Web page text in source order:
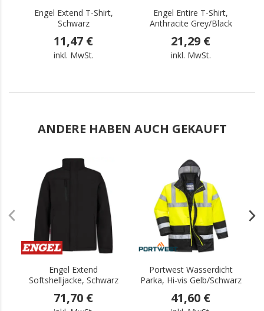
Engel Extend T-Shirt,
Schwarz
11,47 €
inkl. MwSt.
Engel Entire T-Shirt,
Anthracite Grey/Black
21,29 €
inkl. MwSt.
ANDERE HABEN AUCH GEKAUFT
Engel Extend
Softshelljacke, Schwarz
71,70 €
Portwest Wasserdicht
Parka, Hi-vis Gelb/Schwarz
41,60 €